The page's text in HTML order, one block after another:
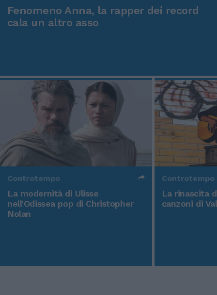
Fenomeno Anna, la rapper dei record
cala un altro asso
Controtempo
La modernità di Ulisse
nell'Odissea pop di Christopher
Nolan
Controtempo
La rinascita
canzoni di